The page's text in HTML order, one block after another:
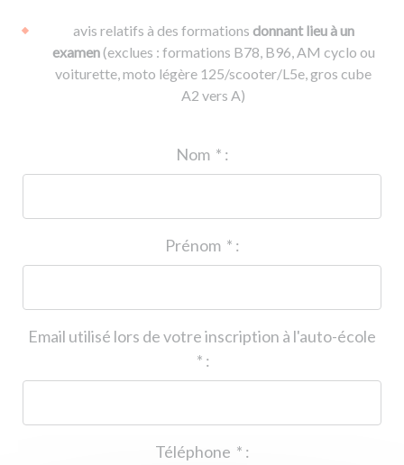
avis relatifs à des formations donnant lieu à un
examen(exclues : formations B78, B96, AM cyclo ou
voiturette, moto légère 125/scooter/L5e, gros cube
A2 vers A)
* :
* :
Email utilisé lors de votre inscription à l'auto-école
* :
* :